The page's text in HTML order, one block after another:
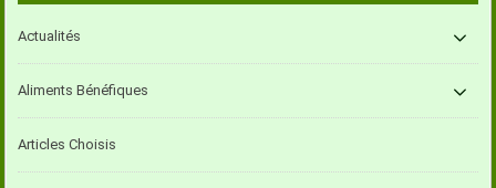
Actualités
Aliments Bénéfiques
Articles Choisis